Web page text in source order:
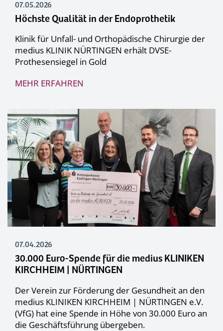
07.05.2026
Höchste Qualität in der Endoprothetik
Klinik für Unfall- und Orthopädische Chirurgie der
medius KLINIK NÜRTINGEN erhält DVSE-
Prothesensiegel in Gold
MEHR ERFAHREN
07.04.2026
30.000 Euro-Spende für die medius KLINIKEN
KIRCHHEIM | NÜRTINGEN
Der Verein zur Förderung der Gesundheit an den
medius KLINIKEN KIRCHHEIM | NÜRTINGEN e.V.
(VfG) hat eine Spende in Höhe von 30.000 Euro an
die Geschäftsführung übergeben.